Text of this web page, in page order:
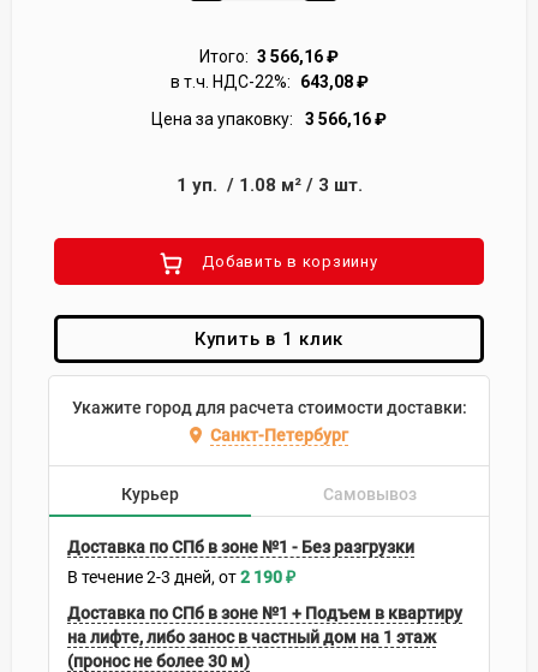
Итого: 3 566,16₽
в т.ч. НДС-22%:
643,08₽
Цена за упаковку:
3 566,16₽
1 уп. / 1.08 м²/ 3 шт.
Добавить в корзиину
Купить в 1 клик
Укажите город для расчета стоимости доставки:
Санкт-Петербург
Курьер Самовывоз
Доставка по СПб в зоне №1 - Без разгрузки
В течение2-3 дней 2 190₽
Доставка по СПб в зоне №1 + Подъем в квартиру
на лифте, либо занос в частный дом на 1 этаж
(пронос не более 30 м)